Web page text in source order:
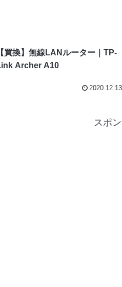
【買換】無線LANルーター｜TP-
Archer A10
2020.12.13
スポ